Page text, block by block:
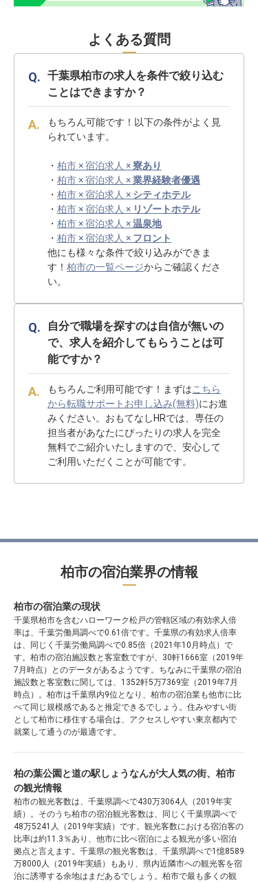
よくある質問
千葉県柏市の求人を条件で絞り込む
ことはできますか？
もちろん可能です！以下の条件がよく見
られています。
・ 柏市 × 宿泊求人 ×寮あり
・ 柏市 × 宿泊求人 ×業界経験者優遇
・ 柏市 × 宿泊求人 × シティホテル
・ 柏市 × 宿泊求人 × リゾートホテル
・ 柏市 × 宿泊求人 ×温泉地
・ 柏市 × 宿泊求人 × フロント
他にも様々な条件で絞り込みができま
す！ 柏市の一覧ページからご確認くださ
い。
自分で職場を探すのは自信が無いの
で、求人を紹介してもらうことは可
能ですか？
もちろんご利用可能です！まずはこちら
から転職サポートお申し込み(無料)にお進
みください。おもてなしHRでは、専任の
担当者があなたにぴったりの求人を完全
無料でご紹介いたしますので、安心して
ご利用いただくことが可能です。
柏市の宿泊業界の情報
柏市の宿泊業の現状
千葉県柏市を含むハローワーク松戸の管轄区域の有効求人倍
率は、千葉労働局調べで0.61倍です。千葉県の有効求人倍率
は、同じく千葉労働局調べで0.85倍（2021年10月時点）で
す。柏市の宿泊施設数と客室数ですが、30軒1666室（2019年
7月時点）とのデータがあるようです。ちなみに千葉県の宿泊
施設数と客室数に関しては、1352軒5万7369室（2019年7月
時点）。柏市は千葉県内9位となり、柏市の宿泊業も他市に比
べて同じ規模感であると推定できるでしょう。住みやすい街
として柏市に移住する場合は、アクセスしやすい東京都内で
就業して通うのが最適です。
柏の葉公園と道の駅しょうなんが大人気の街、柏市
の観光情報
柏市の観光客数は、千葉県調べで430万3064人（2019年実
績）。そのうち柏市の宿泊観光客数は、同じく千葉県調べで
48万5241人（2019年実績）です。観光客数における宿泊客の
比率は約11.3％あり、他市に比べ宿泊による観光が多い宿泊
拠点と言えます。千葉県の観光客数は、千葉県調べで1憶8589
万8000人（2019年実績）もあり、県内近隣市への観光客を宿
泊に誘導する余地はまだあるでしょう。柏市で最も多くの観